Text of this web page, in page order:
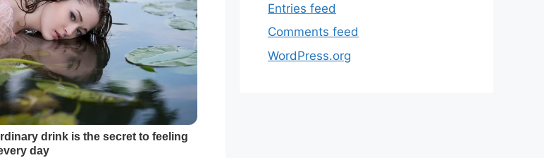
Entries feed
Comments feed
WordPress.org